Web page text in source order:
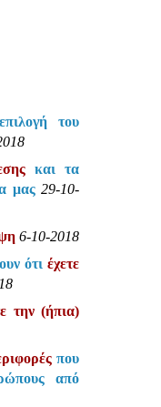
του
και τα
μας29-10-
6-10-2018
ότιέχετε
την (ήπια)
που
από